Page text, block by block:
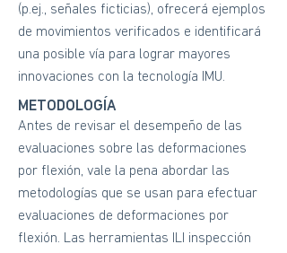
(p.ej., señales ficticias), ofrecerá ejemplos
de movimientos verificados e identificará
una posible vía para lograr mayores
innovaciones con la tecnología IMU.
METODOLOGÍA
Antes de revisar el desempeño de las
evaluaciones sobre las deformaciones
por flexión, vale la pena abordar las
metodologías que se usan para efectuar
evaluaciones de deformaciones por
flexión. Las herramientas ILI inspección